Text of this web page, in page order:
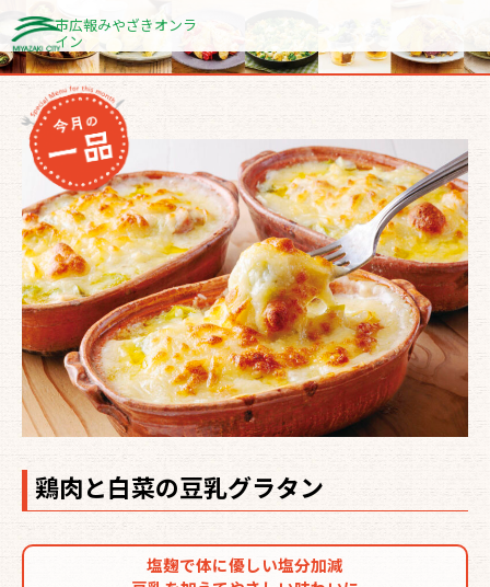
容
を
市広報みやざきオンラ
イン
鶏肉と白菜の豆乳グラタン
塩麹で体に優しい塩分加減